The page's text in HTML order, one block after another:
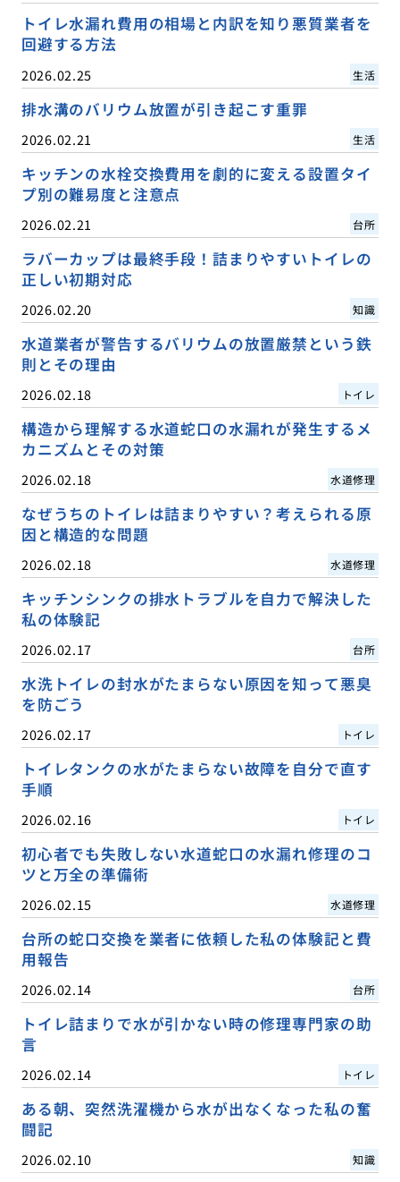
トイレ水漏れ費用の相場と内訳を知り悪質業者を
回避する方法
2026.02.25 生活
排水溝のバリウム放置が引き起こす重罪
2026.02.21 生活
キッチンの水栓交換費用を劇的に変える設置タイ
プ別の難易度と注意点
2026.02.21 台所
ラバーカップは最終手段！詰まりやすいトイレの
正しい初期対応
2026.02.20 知識
水道業者が警告するバリウムの放置厳禁という鉄
則とその理由
2026.02.18 トイレ
構造から理解する水道蛇口の水漏れが発生するメ
カニズムとその対策
2026.02.18 水道修理
なぜうちのトイレは詰まりやすい？考えられる原
因と構造的な問題
2026.02.18 水道修理
キッチンシンクの排水トラブルを自力で解決した
私の体験記
2026.02.17 台所
水洗トイレの封水がたまらない原因を知って悪臭
を防ごう
2026.02.17 トイレ
トイレタンクの水がたまらない故障を自分で直す
手順
2026.02.16 トイレ
初心者でも失敗しない水道蛇口の水漏れ修理のコ
ツと万全の準備術
2026.02.15 水道修理
台所の蛇口交換を業者に依頼した私の体験記と費
用報告
2026.02.14 台所
トイレ詰まりで水が引かない時の修理専門家の助
言
2026.02.14 トイレ
ある朝、突然洗濯機から水が出なくなった私の奮
闘記
2026.02.10 知識